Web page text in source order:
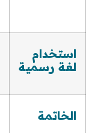
استخدام
لغة رسمية
الخاتمة